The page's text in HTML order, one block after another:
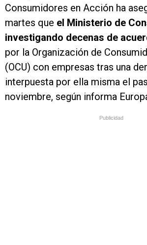
Consumidores en Acción ha
martes que el Ministerio de
investigando decenas de
por la Organización de
(OCU) con empresas tras una
interpuesta por ella misma el
noviembre, según informa
Publicidad